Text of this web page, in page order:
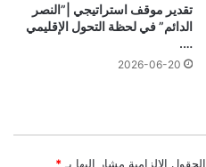
تقدير موقف استراتيجي |”النصر
الدائم” في لحظة التحول الإقليمي
….
2026-06-20
الحقول الإلزامية مشار إليها بـ *